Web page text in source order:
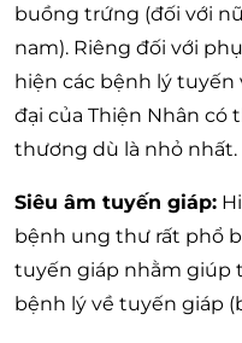
buồng trứng (đối với
nam). Riêng đối với
hiện các bệnh lý tuyến
đại của Thiện Nhân
thương dù là nhỏ nhất.
Siêu âm tuyến giáp:
bệnh ung thư rất phổ
tuyến giáp nhằm giúp
bệnh lý về tuyến giáp